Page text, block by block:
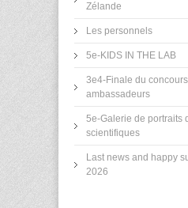
Zélande
Les personnels
5e-KIDS IN THE LAB
3e4-Finale du
ambassadeurs
5e-Galerie de portraits
scientifiques
Last news and happy
2026